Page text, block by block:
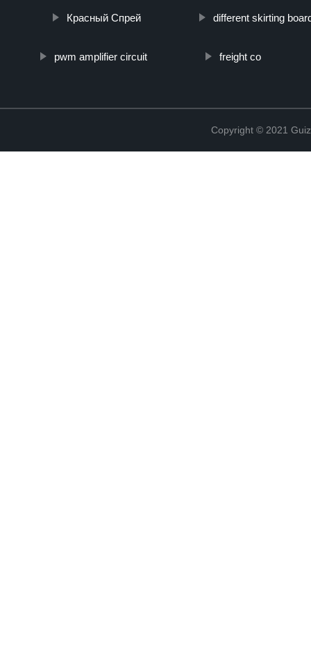
Красный Спрей different skirting
pwm amplifier circuit freight co
Copyright © 2021